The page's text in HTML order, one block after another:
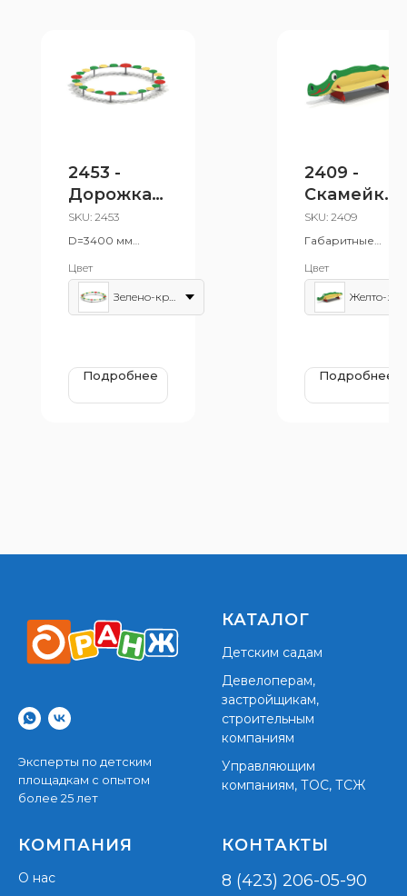
2453 -
Дорожка
"Большой
круг"
SKU: 2453
D=3400 мм
Цвет
Зелено-красный
Подробнее
2409 -
Скамейка
детская
"Крокодил
"
SKU: 2409
Габаритные
3 мм, Н=700 мм,
Н сидения=305
мм
Цвет
Подробнее
Эксперты по детским
площадкам с опытом
более 25 лет
КАТАЛОГ
Детским садам
Девелоперам,
застройщикам,
строительным
компаниям
Управляющим
компаниям, ТОС, ТСЖ
КОМПАНИЯ
О нас
КОНТАКТЫ
8 (423) 206-05-90